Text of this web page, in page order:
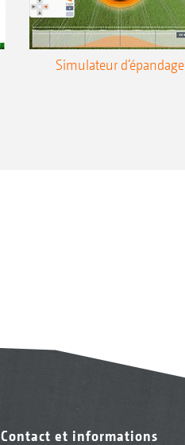
Simulateur d‘épandage
Contact et informations